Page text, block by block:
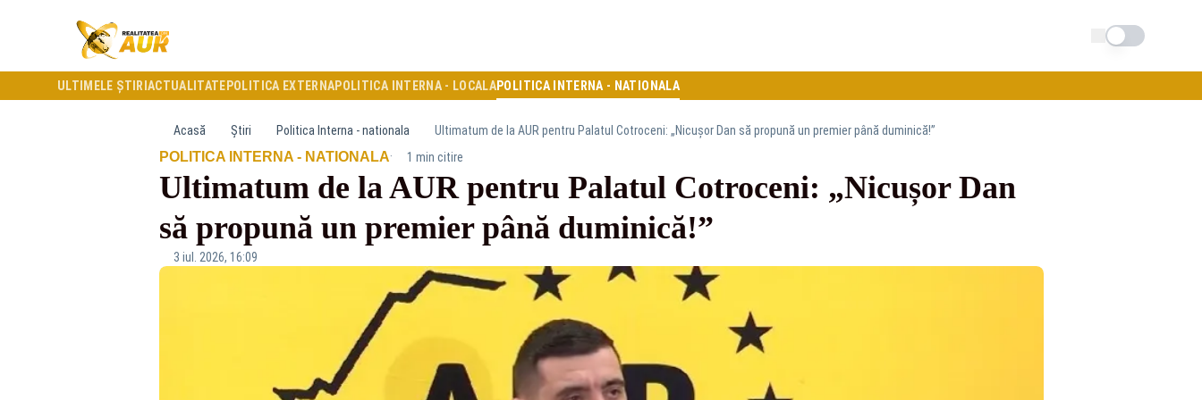
Schimba tema
ULTIMELE ȘTIRI ACTUALITATE POLITICA EXTERNAPOLITICA INTERNA - LOCALAPOLITICA INTERNA - NATIONALA
Acasă Știri Politica Interna - nationala Ultimatum de la AUR pentru Palatul Cotroceni: „Nicușor Dan să propună un premier până duminică!”
POLITICA INTERNA - NATIONALA· 1 min citire
Ultimatum de la AUR pentru Palatul Cotroceni: „Nicușor Dan
să propună un premier până duminică!”
3 iul. 2026, 16:09